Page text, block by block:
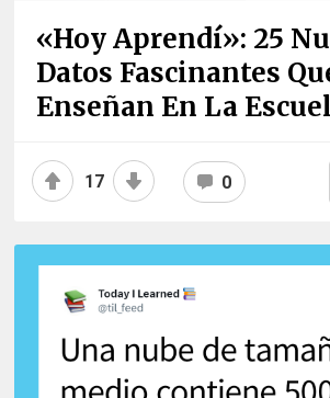
«Hoy Aprendí»: 25
Datos Fascinantes
Enseñan En La
17 0